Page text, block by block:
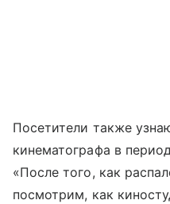
Посетители также
кинематографа в
«После того, как
посмотрим, как